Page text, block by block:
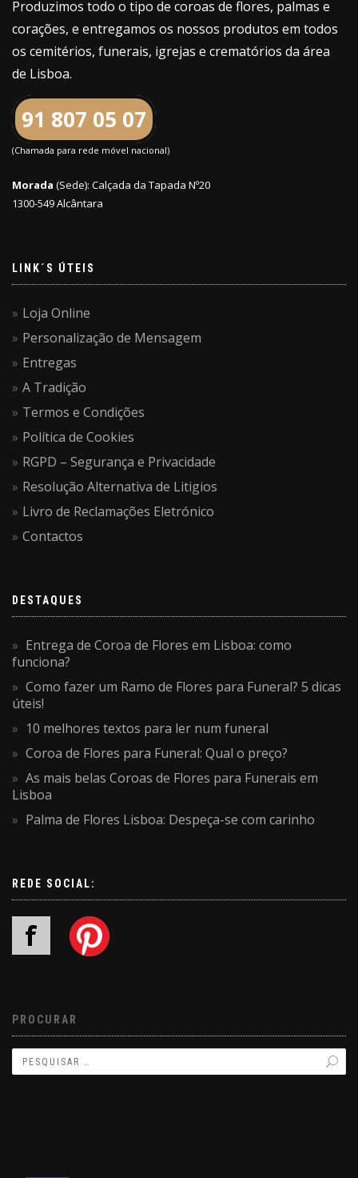
Produzimos todo o tipo de coroas de flores, palmas e
corações, e entregamos os nossos produtos em todos
os cemitérios, funerais, igrejas e crematórios da área
de Lisboa.
91 807 05 07
(Chamada para rede móvel nacional)
Morada (Sede): Calçada da Tapada Nº20
1300-549 Alcântara
LINK´S ÚTEIS
Loja Online
Personalização de Mensagem
Entregas
A Tradição
Termos e Condições
Política de Cookies
RGPD – Segurança e Privacidade
Resolução Alternativa de Litigios
Livro de Reclamações Eletrónico
Contactos
DESTAQUES
Entrega de Coroa de Flores em Lisboa: como
funciona?
Como fazer um Ramo de Flores para Funeral? 5 dicas
úteis!
10 melhores textos para ler num funeral
Coroa de Flores para Funeral: Qual o preço?
As mais belas Coroas de Flores para Funerais em
Lisboa
Palma de Flores Lisboa: Despeça-se com carinho
REDE SOCIAL:
PROCURAR